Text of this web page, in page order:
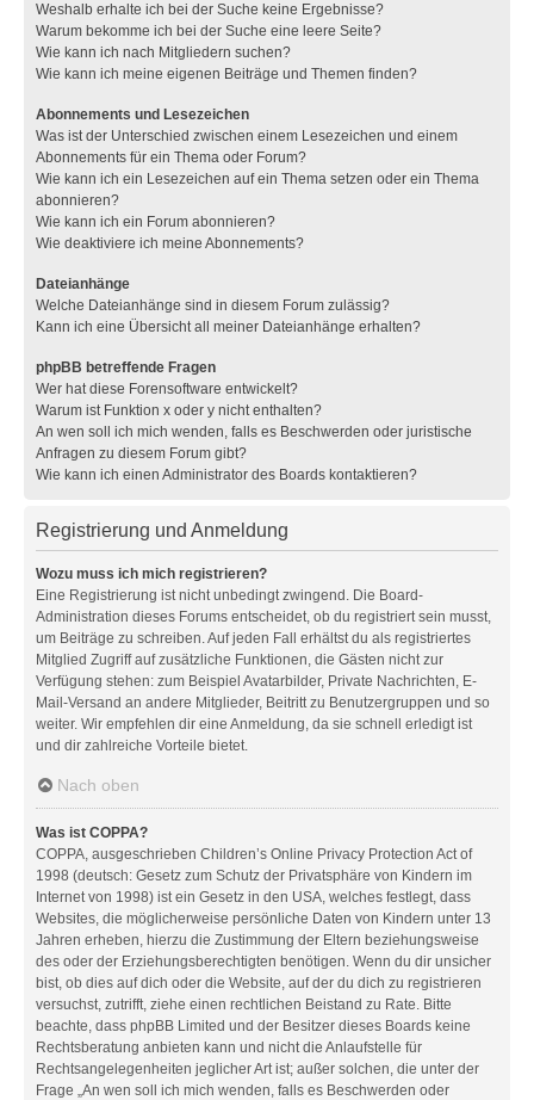
Weshalb erhalte ich bei der Suche keine Ergebnisse?
Warum bekomme ich bei der Suche eine leere Seite?
Wie kann ich nach Mitgliedern suchen?
Wie kann ich meine eigenen Beiträge und Themen finden?
Abonnements und Lesezeichen
Was ist der Unterschied zwischen einem Lesezeichen und einem
Abonnements für ein Thema oder Forum?
Wie kann ich ein Lesezeichen auf ein Thema setzen oder ein Thema
abonnieren?
Wie kann ich ein Forum abonnieren?
Wie deaktiviere ich meine Abonnements?
Dateianhänge
Welche Dateianhänge sind in diesem Forum zulässig?
Kann ich eine Übersicht all meiner Dateianhänge erhalten?
phpBB betreffende Fragen
Wer hat diese Forensoftware entwickelt?
Warum ist Funktion x oder y nicht enthalten?
An wen soll ich mich wenden, falls es Beschwerden oder juristische
Anfragen zu diesem Forum gibt?
Wie kann ich einen Administrator des Boards kontaktieren?
Registrierung und Anmeldung
Wozu muss ich mich registrieren?
Eine Registrierung ist nicht unbedingt zwingend. Die Board-
Administration dieses Forums entscheidet, ob du registriert sein musst,
um Beiträge zu schreiben. Auf jeden Fall erhältst du als registriertes
Mitglied Zugriff auf zusätzliche Funktionen, die Gästen nicht zur
Verfügung stehen: zum Beispiel Avatarbilder, Private Nachrichten, E-
Mail-Versand an andere Mitglieder, Beitritt zu Benutzergruppen und so
weiter. Wir empfehlen dir eine Anmeldung, da sie schnell erledigt ist
und dir zahlreiche Vorteile bietet.
Nach oben
Was ist COPPA?
COPPA, ausgeschrieben Children’s Online Privacy Protection Act of
1998 (deutsch: Gesetz zum Schutz der Privatsphäre von Kindern im
Internet von 1998) ist ein Gesetz in den USA, welches festlegt, dass
Websites, die möglicherweise persönliche Daten von Kindern unter 13
Jahren erheben, hierzu die Zustimmung der Eltern beziehungsweise
des oder der Erziehungsberechtigten benötigen. Wenn du dir unsicher
bist, ob dies auf dich oder die Website, auf der du dich zu registrieren
versuchst, zutrifft, ziehe einen rechtlichen Beistand zu Rate. Bitte
beachte, dass phpBB Limited und der Besitzer dieses Boards keine
Rechtsberatung anbieten kann und nicht die Anlaufstelle für
Rechtsangelegenheiten jeglicher Art ist; außer solchen, die unter der
Frage „An wen soll ich mich wenden, falls es Beschwerden oder